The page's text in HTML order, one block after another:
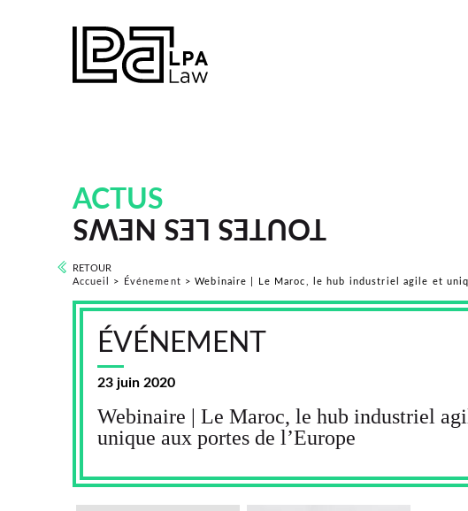
ACTUS
TOUTES LES NEWS
RETOUR
Accueil
> Événement >Webinaire | Le Maroc, le hub industriel agile et
ÉVÉNEMENT
23 juin 2020
Webinaire | Le Maroc, le hub industriel
unique aux portes de l’Europe